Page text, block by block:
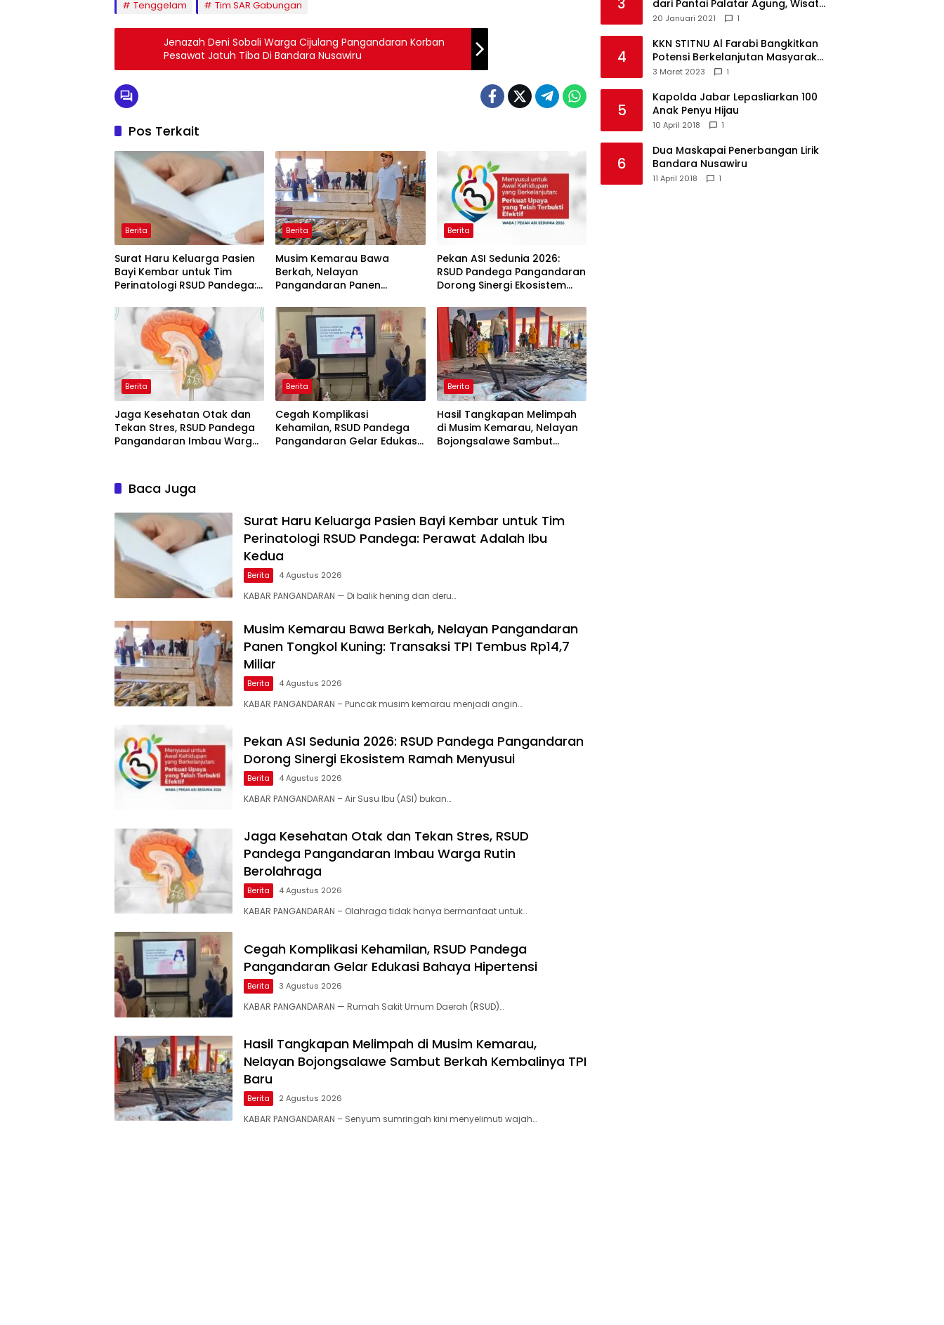
Tenggelam
Tim SAR Gabungan
Jenazah Deni Sobali Warga Cijulang Pangandaran Korban
Pesawat Jatuh Tiba Di Bandara Nusawiru
Pos Terkait
Berita
Surat Haru Keluarga Pasien
Bayi Kembar untuk Tim
Perinatologi RSUD Pandega:
Berita
Musim Kemarau Bawa
Berkah, Nelayan
Pangandaran Panen
TPI Tembus Rp14,7 Miliar
Berita
Pekan ASI Sedunia 2026:
RSUD Pandega Pangandaran
Dorong Sinergi Ekosistem
Berita
Jaga Kesehatan Otak dan
Tekan Stres, RSUD Pandega
Pangandaran Imbau Warga
Berita
Cegah Komplikasi
Kehamilan, RSUD Pandega
Pangandaran Gelar Edukasi
Berita
Hasil Tangkapan Melimpah
di Musim Kemarau, Nelayan
Bojongsalawe Sambut
Baca Juga
Surat Haru Keluarga Pasien Bayi Kembar untuk Tim
Perinatologi RSUD Pandega: Perawat Adalah Ibu
Kedua
Berita 4 Agustus 2026
KABAR ​PANGANDARAN — Di balik hening dan deru…
Musim Kemarau Bawa Berkah, Nelayan Pangandaran
Panen Tongkol Kuning: Transaksi TPI Tembus Rp14,7
Miliar
Berita 4 Agustus 2026
KABAR PANGANDARAN – Puncak musim kemarau menjadi angin…
Pekan ASI Sedunia 2026: RSUD Pandega Pangandaran
Dorong Sinergi Ekosistem Ramah Menyusui
Berita 4 Agustus 2026
KABAR ​PANGANDARAN – Air Susu Ibu (ASI) bukan…
Jaga Kesehatan Otak dan Tekan Stres, RSUD
Pandega Pangandaran Imbau Warga Rutin
Berolahraga
Berita 4 Agustus 2026
KABAR ​PANGANDARAN – Olahraga tidak hanya bermanfaat untuk…
Cegah Komplikasi Kehamilan, RSUD Pandega
Pangandaran Gelar Edukasi Bahaya Hipertensi
Berita 3 Agustus 2026
KABAR ​PANGANDARAN — Rumah Sakit Umum Daerah (RSUD)…
Hasil Tangkapan Melimpah di Musim Kemarau,
Nelayan Bojongsalawe Sambut Berkah Kembalinya TPI
Baru
Berita 2 Agustus 2026
KABAR ​PANGANDARAN – Senyum sumringah kini menyelimuti wajah…
dari Pantai Palatar Agung, Wisata
Alternatif Masa Pandemi
20 Januari 2021 1
4
KKN STITNU Al Farabi Bangkitkan
Potensi Berkelanjutan Masyarakat
Kecamatan Langkaplancar
3 Maret 2023 1
5
Kapolda Jabar Lepasliarkan 100
Anak Penyu Hijau
10 April 2018 1
6
Dua Maskapai Penerbangan Lirik
Bandara Nusawiru
11 April 2018 1